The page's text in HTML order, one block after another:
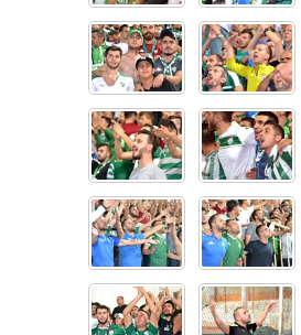
Instagram
Android
iOS